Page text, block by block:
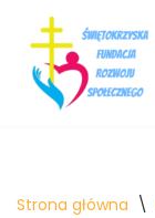
Przejdź
do
treści
Strona główna \